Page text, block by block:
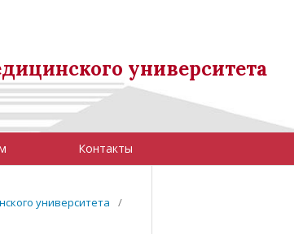
университета
Контакты
университета
/